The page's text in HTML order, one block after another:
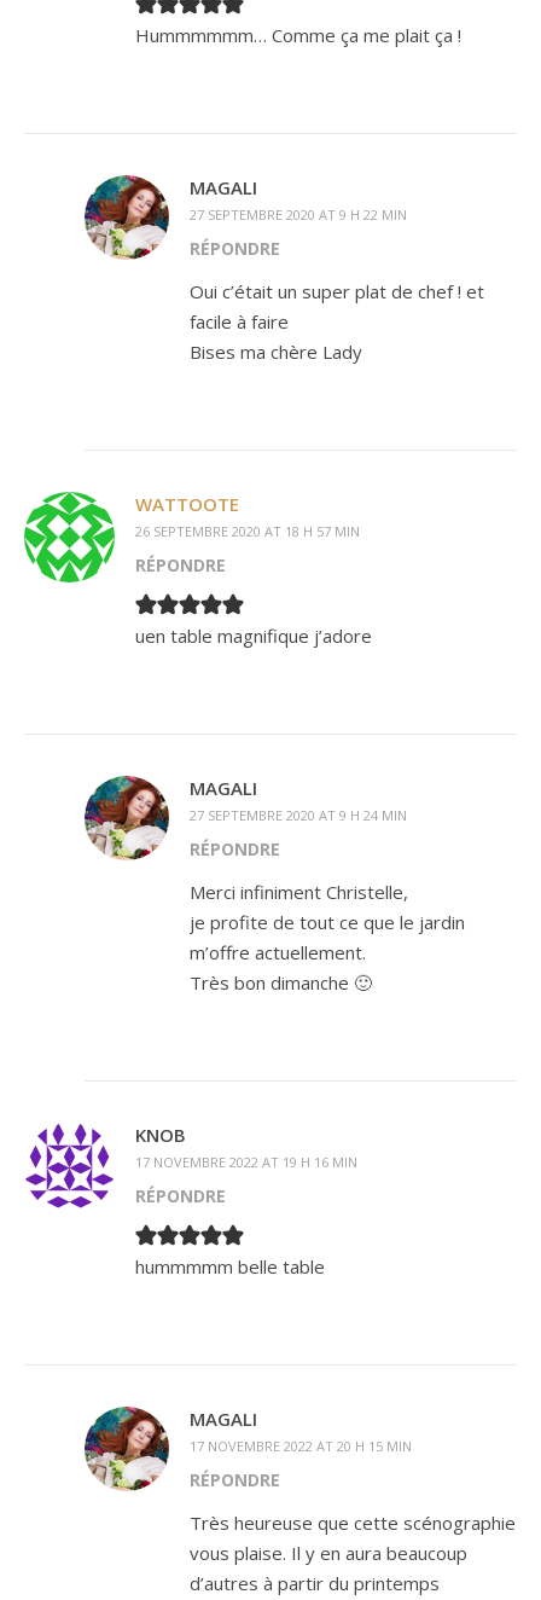
Hummmmmm… Comme ça me plait ça !
MAGALI
27 SEPTEMBRE 2020 AT 9 H 22 MIN
RÉPONDRE
Oui c’était un super plat de chef ! et
facile à faire
Bises ma chère Lady
WATTOOTE
26 SEPTEMBRE 2020 AT 18 H 57 MIN
RÉPONDRE
uen table magnifique j’adore
MAGALI
27 SEPTEMBRE 2020 AT 9 H 24 MIN
RÉPONDRE
Merci infiniment Christelle,
je profite de tout ce que le jardin
m’offre actuellement.
Très bon dimanche 🙂
KNOB
17 NOVEMBRE 2022 AT 19 H 16 MIN
RÉPONDRE
hummmmm belle table
MAGALI
17 NOVEMBRE 2022 AT 20 H 15 MIN
RÉPONDRE
Très heureuse que cette scénographie
vous plaise. Il y en aura beaucoup
d’autres à partir du printemps